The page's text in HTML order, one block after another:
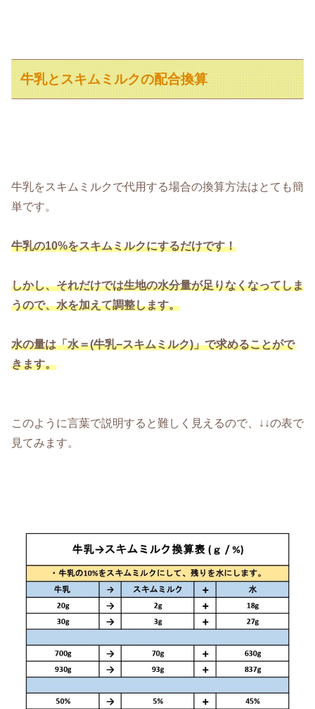
牛乳とスキムミルクの配合換算
牛乳をスキムミルクで代用する場合の換算方法はとても簡
単です。
牛乳の10%をスキムミルクにするだけです！
しかし、それだけでは生地の水分量が足りなくなってしま
うので、水を加えて調整します。
水の量は「水＝(牛乳−スキムミルク)」で求めることがで
きます。
このように言葉で説明すると難しく見えるので、↓↓の表で
見てみます。